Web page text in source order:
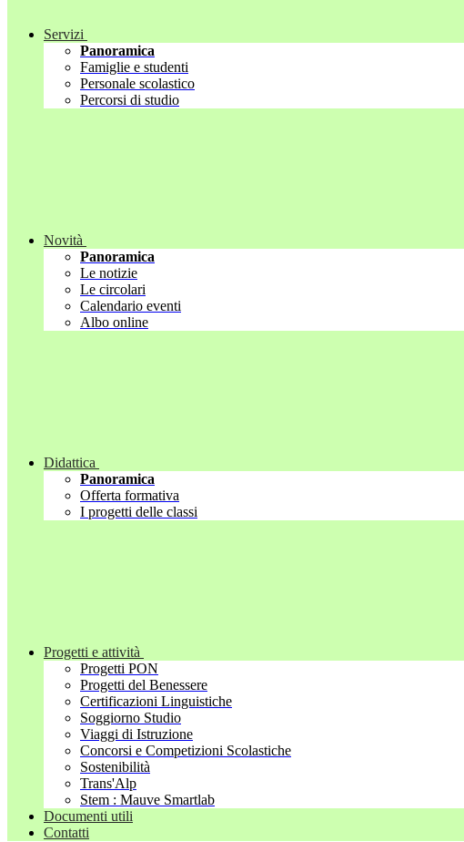
Servizi
Panoramica
Famiglie e studenti
Personale scolastico
Percorsi di studio
Novità
Panoramica
Le notizie
Le circolari
Calendario eventi
Albo online
Didattica
Panoramica
Offerta formativa
I progetti delle classi
Progetti e attività
Progetti PON
Progetti del Benessere
Certificazioni Linguistiche
Soggiorno Studio
Viaggi di Istruzione
Concorsi e Competizioni Scolastiche
Sostenibilità
Trans'Alp
Stem : Mauve Smartlab
Documenti utili
Contatti